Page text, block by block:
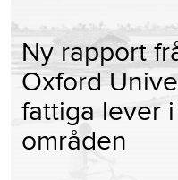
Ny rapport
Oxford
fattiga lever
områden